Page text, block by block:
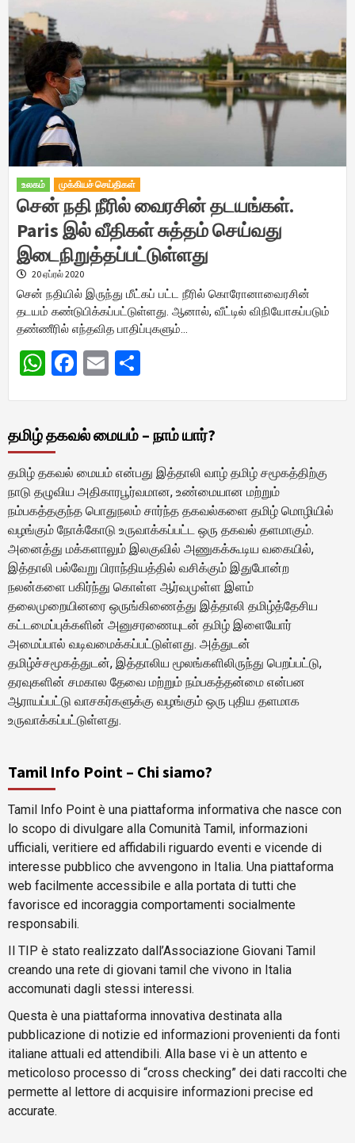
உலகம் முக்கியச் செய்திகள்
சென் நதி நீரில் வைரசின் தடயங்கள்.
Paris இல் வீதிகள் சுத்தம் செய்வது
இடைநிறுத்தப்பட்டுள்ளது
20 ஏப்ரல் 2020
சென் நதியில் இருந்து மீட்கப் பட்ட நீரில் கொரோனாவைரசின்
தடயம் கண்டுபிக்கப்பட்டுள்ளது. ஆனால், வீட்டில் விநியோகப்படும்
தண்ணீரில் எந்தவித பாதிப்புகளும்…
WhatsApp
Facebook
Email
தமிழ் தகவல் மையம் – நாம் யார்?
தமிழ் தகவல் மையம் என்பது இத்தாலி வாழ் தமிழ் சமூகத்திற்கு
நாடு தழுவிய அதிகாரபூர்வமான, உண்மையான மற்றும்
நம்பகத்தகுந்த பொதுநலம் சார்ந்த தகவல்களை தமிழ் மொழியில்
வழங்கும் நோக்கோடு உருவாக்கப்பட்ட ஒரு தகவல் தளமாகும்.
அனைத்து மக்களாலும் இலகுவில் அணுகக்கூடிய வகையில்,
இத்தாலி பல்வேறு பிராந்தியத்தில் வசிக்கும் இதுபோன்ற
நலன்களை பகிர்ந்து கொள்ள ஆர்வமுள்ள இளம்
தலைமுறையினரை ஒருங்கிணைத்து இத்தாலி தமிழ்த்தேசிய
கட்டமைப்புக்களின் அனுசரணையுடன் தமிழ் இளையோர்
அமைப்பால் வடிவமைக்கப்பட்டுள்ளது. அத்துடன்
தமிழ்ச்சமூகத்துடன், இத்தாலிய மூலங்களிலிருந்து பெறப்பட்டு,
தரவுகளின் சமகால தேவை மற்றும் நம்பகத்தன்மை என்பன
ஆராயப்பட்டு வாசகர்களுக்கு வழங்கும் ஒரு புதிய தளமாக
உருவாக்கப்பட்டுள்ளது.
Tamil Info Point – Chi siamo?
Tamil Info Point è una piattaforma informativa che nasce con
lo scopo di divulgare alla Comunità Tamil, informazioni
ufficiali, veritiere ed affidabili riguardo eventi e vicende di
interesse pubblico che avvengono in Italia. Una piattaforma
web facilmente accessibile e alla portata di tutti che
favorisce ed incoraggia comportamenti socialmente
responsabili.
Il TIP è stato realizzato dall’Associazione Giovani Tamil
creando una rete di giovani tamil che vivono in Italia
accomunati dagli stessi interessi.
Questa è una piattaforma innovativa destinata alla
pubblicazione di notizie ed informazioni provenienti da fonti
italiane attuali ed attendibili. Alla base vi è un attento e
meticoloso processo di “cross checking” dei dati raccolti che
permette al lettore di acquisire informazioni precise ed
accurate.